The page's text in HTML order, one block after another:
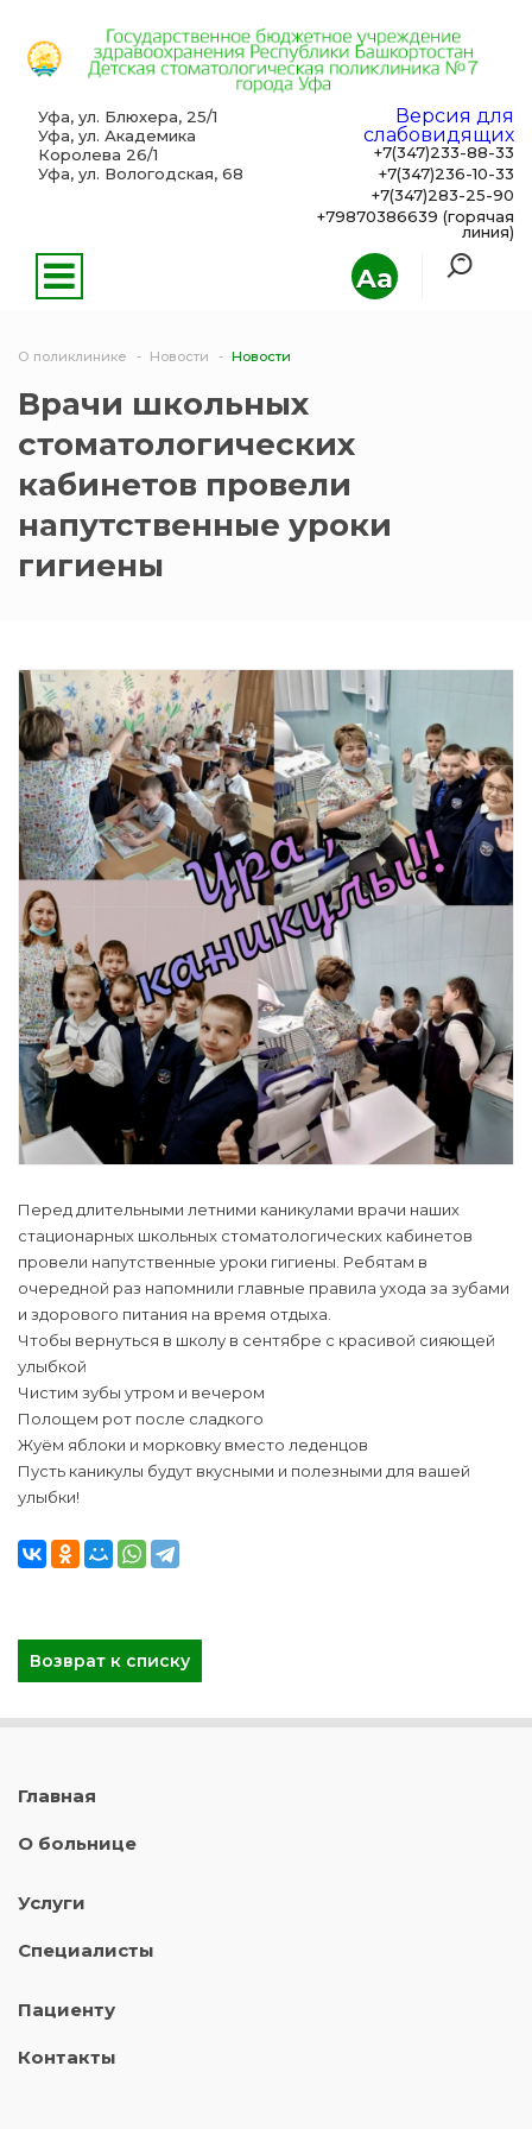
Aa
Уфа, ул. Блюхера, 25/1
Уфа, ул. Академика
Королева 26/1
Уфа, ул. Вологодская, 68
Версия для
слабовидящих
+7(347)233-88-33
+7(347)236-10-33
+7(347)283-25-90
+79870386639 (горячая
линия)
О поликлинике Новости Новости
Врачи школьных
стоматологических
кабинетов провели
напутственные уроки
гигиены
Перед длительными летними каникулами врачи наших
стационарных школьных стоматологических кабинетов
провели напутственные уроки гигиены. Ребятам в
очередной раз напомнили главные правила ухода за зубами
и здорового питания на время отдыха.
Чтобы вернуться в школу в сентябре с красивой сияющей
улыбкой
Чистим зубы утром и вечером
Полощем рот после сладкого
Жуём яблоки и морковку вместо леденцов
Пусть каникулы будут вкусными и полезными для вашей
улыбки!
Возврат к списку
Главная
О больнице
Услуги
Специалисты
Пациенту
Контакты